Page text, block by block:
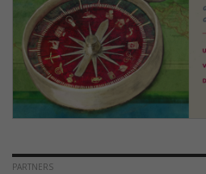
PARTNERS